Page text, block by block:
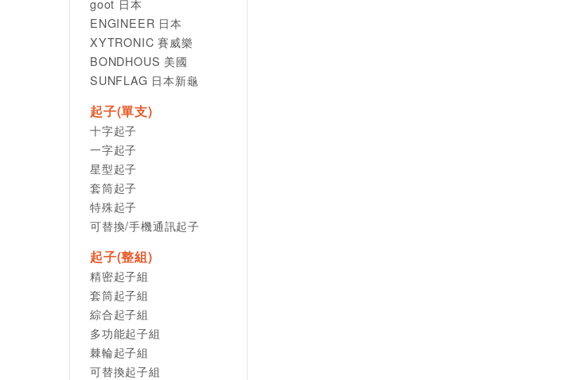
ENGINEER 日本
XYTRONIC 賽威樂
BONDHOUS 美國
SUNFLAG 日本新龜
起子(單支)
十字起子
一字起子
星型起子
套筒起子
特殊起子
可替換/手機通訊起子
起子(整組)
精密起子組
套筒起子組
綜合起子組
多功能起子組
棘輪起子組
可替換起子組